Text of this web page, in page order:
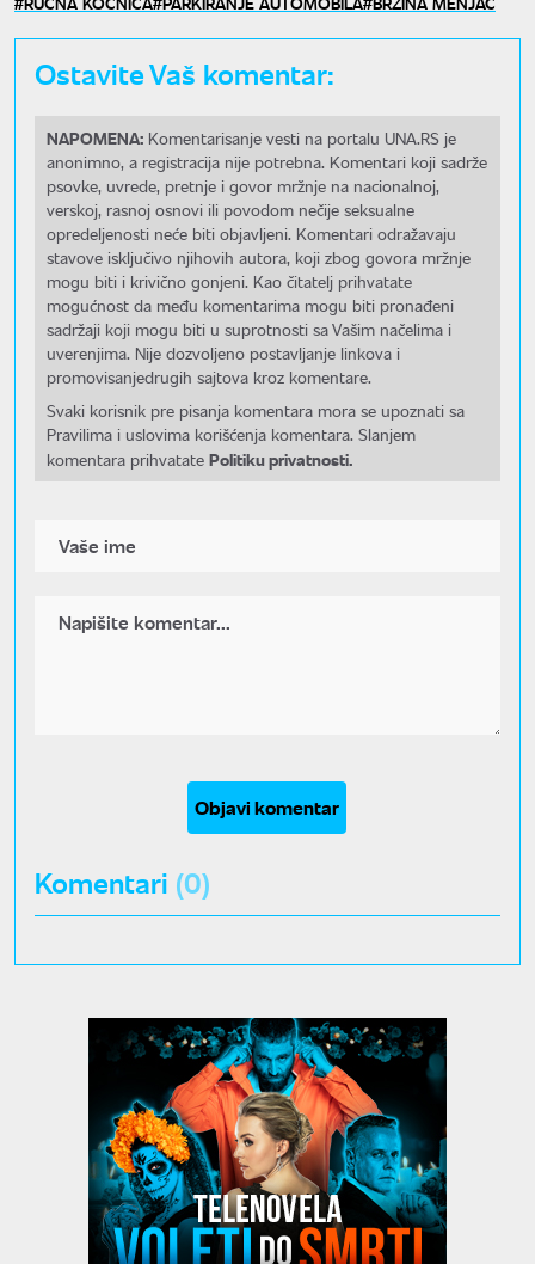
Ostavite Vaš komentar:
NAPOMENA: Komentarisanje vesti na portalu UNA.RS je
anonimno, a registracija nije potrebna. Komentari koji sadrže
psovke, uvrede, pretnje i govor mržnje na nacionalnoj,
verskoj, rasnoj osnovi ili povodom nečije seksualne
opredeljenosti neće biti objavljeni. Komentari odražavaju
stavove isključivo njihovih autora, koji zbog govora mržnje
mogu biti i krivično gonjeni. Kao čitatelj prihvatate
mogućnost da među komentarima mogu biti pronađeni
sadržaji koji mogu biti u suprotnosti sa Vašim načelima i
uverenjima. Nije dozvoljeno postavljanje linkova i
promovisanjedrugih sajtova kroz komentare.
Svaki korisnik pre pisanja komentara mora se upoznati sa
Pravilima i uslovima korišćenja komentara. Slanjem
komentara prihvatate Politiku privatnosti.
Objavi komentar
Komentari (0)